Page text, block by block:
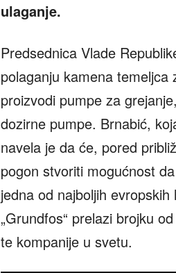
ulaganje.
Predsednica Vlade
polaganju kamena temeljca
proizvodi pumpe za
dozirne pumpe. Brnabić,
navela je da će, pored
pogon stvoriti mogućnost
jedna od najboljih
„Grundfos“ prelazi brojku
te kompanije u svetu.